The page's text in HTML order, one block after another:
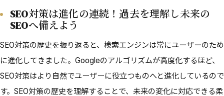
SEO対策は進化の連続！過去を理解し未来の
SEOへ備えよう
SEO対策の歴史を振り返ると、検索エンジンは常にユーザーのため
に進化してきました。Googleのアルゴリズムが高度化するほど、
SEO対策はより自然でユーザーに役立つものへと進化しているので
す。SEO対策の歴史を理解することで、未来の変化に対応できる柔